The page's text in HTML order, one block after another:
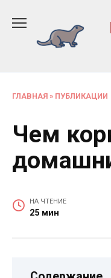
содержанию
ГЛАВНАЯ » ПУБЛИКАЦИИ
Чем
НА ЧТЕНИЕ
25 мин